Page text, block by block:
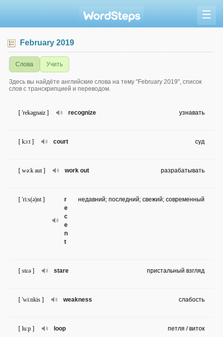
☰
February 2019
Слова Учить
Здесь вы найдёте английские слова на тему "February 2019", список
слов с транскрипцией и переводом.
recognize
[ 'rekəgnaiz ] узнавать
court
[ kɔ:t ] суд
work out
[ wə:k aut ] разрабатывать
r
e
c
e
n
t
[ 'ri:s(ə)nt ] недавний; последний; свежий; современный
stare
[ stɛə ] пристальный взгляд
weakness
[ 'wi:nkis ] слабость
loop
[ lu:p ] петля / виток